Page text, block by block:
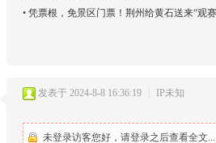
• 凭票根，免景区门票！荆州给黄石送来“观
发表于 2024-8-8 16:36:19 IP未知
未登录访客您好，请登录之后查看全文...